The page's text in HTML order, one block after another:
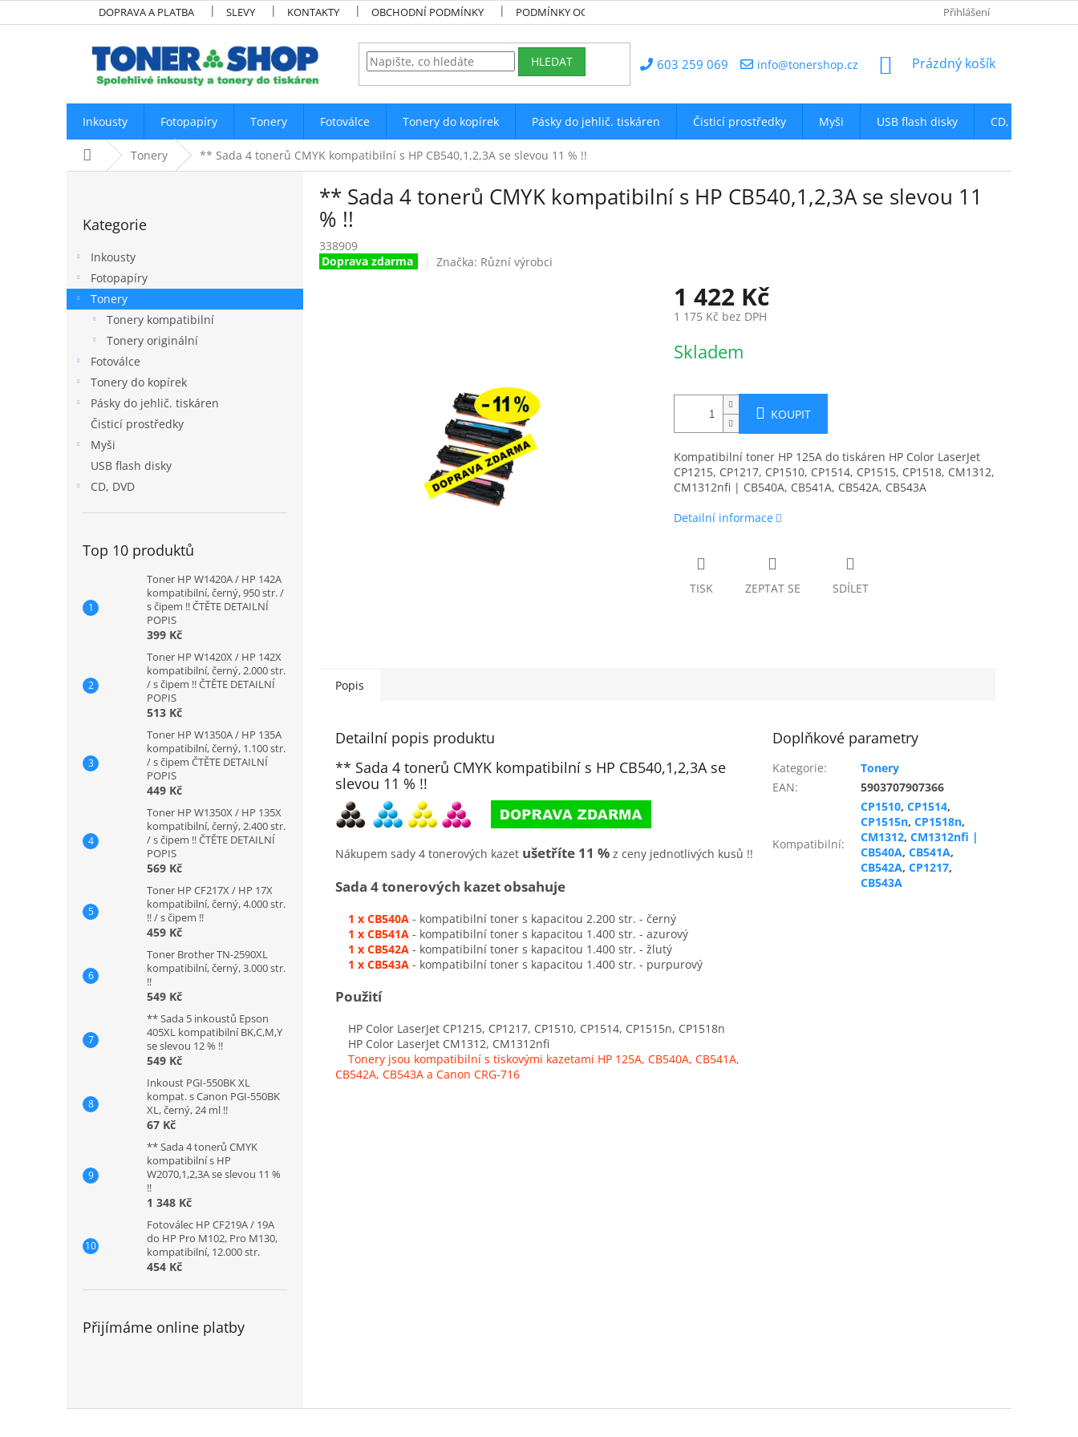
na
DOPRAVA A PLATBA SLEVY KONTAKTY OBCHODNÍ PODMÍNKY PODMÍNKY OCHRANY OSOBNÍCH ÚDAJŮ Přihlášení
HLEDAT 603 259 069 info@tonershop.cz
NÁKUPNÍ
Prázdný košík
Inkousty Fotopapíry Tonery Fotoválce Tonery do kopírek Pásky do jehlič. tiskáren Čisticí prostředky Myši USB flash disky CD, DVD
Domů Tonery ** Sada 4 tonerů CMYK kompatibilní s HP CB540,1,2,3A se slevou 11 % !!
n
kategorie
Kategorie
Inkousty
Fotopapíry
Tonery
Tonery kompatibilní
Tonery originální
Fotoválce
Tonery do kopírek
Pásky do jehlič. tiskáren
Čisticí prostředky
Myši
USB flash disky
CD, DVD
Top 10 produktů
Toner HP W1420A / HP 142A
kompatibilní, černý, 950 str. /
s čipem !! ČTĚTE DETAILNÍ
POPIS
399 Kč
Toner HP W1420X / HP 142X
kompatibilní, černý, 2.000 str.
/ s čipem !! ČTĚTE DETAILNÍ
POPIS
513 Kč
Toner HP W1350A / HP 135A
kompatibilní, černý, 1.100 str.
/ s čipem ČTĚTE DETAILNÍ
POPIS
449 Kč
Toner HP W1350X / HP 135X
kompatibilní, černý, 2.400 str.
/ s čipem !! ČTĚTE DETAILNÍ
POPIS
569 Kč
Toner HP CF217X / HP 17X
kompatibilní, černý, 4.000 str.
!! / s čipem !!
459 Kč
Toner Brother TN-2590XL
kompatibilní, černý, 3.000 str.
!!
549 Kč
** Sada 5 inkoustů Epson
405XL kompatibilní BK,C,M,Y
se slevou 12 % !!
549 Kč
Inkoust PGI-550BK XL
kompat. s Canon PGI-550BK
XL, černý, 24 ml !!
67 Kč
** Sada 4 tonerů CMYK
kompatibilní s HP
W2070,1,2,3A se slevou 11 %
!!
1 348 Kč
Fotoválec HP CF219A / 19A
do HP Pro M102, Pro M130,
kompatibilní, 12.000 str.
454 Kč
Přijímáme online platby
** Sada 4 tonerů CMYK kompatibilní s HP CB540,1,2,3A se slevou 11
% !!
338909
Doprava zdarma
Značka: Různí výrobci
1 422 Kč
1 175 Kč bez DPH
cena:
Skladem
KOUPIT
Kompatibilní toner HP 125A do tiskáren HP Color LaserJet
CP1215, CP1217, CP1510, CP1514, CP1515, CP1518, CM1312,
CM1312nfi | CB540A, CB541A, CB542A, CB543A
Detailní informace
TISK ZEPTAT SE SDÍLET
Popis
Detailní popis produktu
** Sada 4 tonerů CMYK kompatibilní s HP CB540,1,2,3A se
slevou 11 % !!
Nákupem sady 4 tonerových kazet ušetříte 11 % z ceny jednotlivých kusů !!
Sada 4 tonerových kazet obsahuje
1 x CB540A - kompatibilní toner s kapacitou 2.200 str. - černý
1 x CB541A - kompatibilní toner s kapacitou 1.400 str. - azurový
1 x CB542A - kompatibilní toner s kapacitou 1.400 str. - žlutý
1 x CB543A - kompatibilní toner s kapacitou 1.400 str. - purpurový
Použití
HP Color LaserJet CP1215, CP1217, CP1510, CP1514, CP1515n, CP1518n
HP Color LaserJet CM1312, CM1312nfi
Tonery jsou kompatibilní s tiskovými kazetami HP 125A, CB540A, CB541A,
CB542A, CB543A a Canon CRG-716
Doplňkové parametry
Kategorie:
Tonery
EAN: 5903707907366
Kompatibilní:
CP1510,CP1514,
CP1515n,CP1518n,
CM1312,CM1312nfi |
CB540A,CB541A,
CB542A,CP1217,
CB543A